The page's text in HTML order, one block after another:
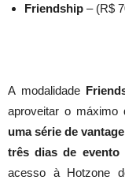
Friendship – (R$
A modalidade
aproveitar o máximo
uma série de
três dias de evento
acesso à Hotzone